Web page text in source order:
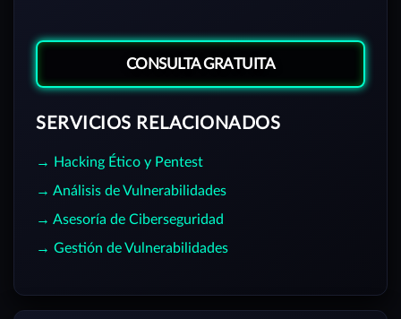
CONSULTA GRATUITA
SERVICIOS RELACIONADOS
→ Hacking Ético y Pentest
→ Análisis de Vulnerabilidades
→ Asesoría de Ciberseguridad
→ Gestión de Vulnerabilidades